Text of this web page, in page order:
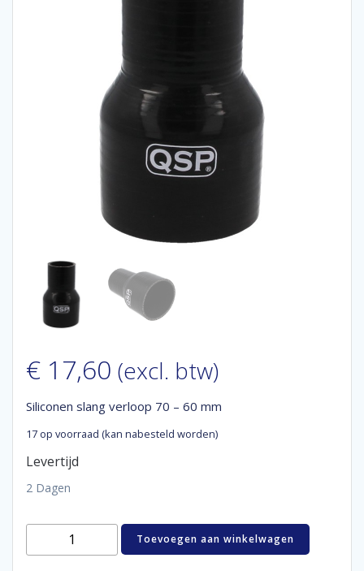
€ 17,60 (excl. btw)
Siliconen slang verloop 70 – 60 mm
17 op voorraad (kan nabesteld worden)
Levertijd
2 Dagen
Siliconen
Toevoegen aan winkelwagen